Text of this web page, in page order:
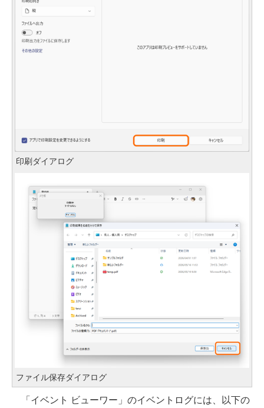
印刷ダイアログ
ファイル保存ダイアログ
「イベント ビューワー」のイベントログには、以下の